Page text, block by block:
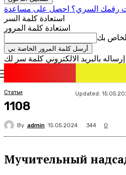
رقمك السري؟ احصل على مساعدة
استعادة كلمة السر
استعادة كلمة المرور
الخاص بك
Статьи Updated:
1108
By admin 15.05.2024 344 0
Мучительный